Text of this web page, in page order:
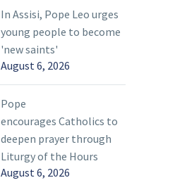
Un adiós que marca
nuevos comienzos
In Assisi, Pope Leo urges
young people to become
'new saints'
August 6, 2026
Pope
encourages Catholics to
deepen prayer through
Liturgy of the Hours
August 6, 2026